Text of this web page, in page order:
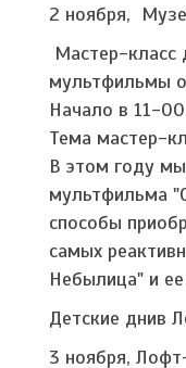
2 ноября,
Мастер-
мультфильмы
Начало в 11-
Тема мастер-
В этом году
мультфильма
способы
самых
Небылица" и
Детские днив
3 ноября,